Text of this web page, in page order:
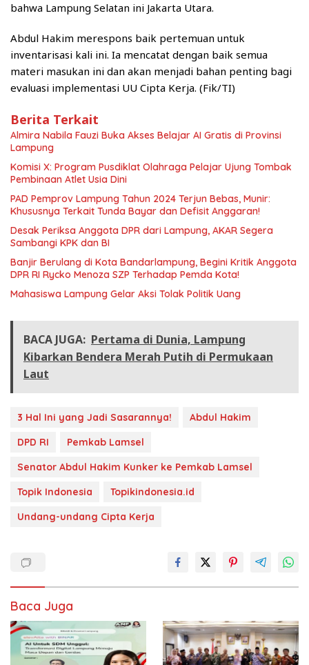
bahwa Lampung Selatan ini Jakarta Utara.
Abdul Hakim merespons baik pertemuan untuk
inventarisasi kali ini. Ia mencatat dengan baik semua
materi masukan ini dan akan menjadi bahan penting bagi
evaluasi implementasi UU Cipta Kerja. (Fik/TI)
Berita Terkait
Almira Nabila Fauzi Buka Akses Belajar AI Gratis di Provinsi
Lampung
Komisi X: Program Pusdiklat Olahraga Pelajar Ujung Tombak
Pembinaan Atlet Usia Dini
PAD Pemprov Lampung Tahun 2024 Terjun Bebas, Munir:
Khususnya Terkait Tunda Bayar dan Defisit Anggaran!
Desak Periksa Anggota DPR dari Lampung, AKAR Segera
Sambangi KPK dan BI
Banjir Berulang di Kota Bandarlampung, Begini Kritik Anggota
DPR RI Rycko Menoza SZP Terhadap Pemda Kota!
Mahasiswa Lampung Gelar Aksi Tolak Politik Uang
BACA JUGA: Pertama di Dunia, Lampung
Kibarkan Bendera Merah Putih di Permukaan
Laut
3 Hal Ini yang Jadi Sasarannya!
Abdul Hakim
DPD RI
Pemkab Lamsel
Senator Abdul Hakim Kunker ke Pemkab Lamsel
Topik Indonesia
Topikindonesia.id
Undang-undang Cipta Kerja
Baca Juga